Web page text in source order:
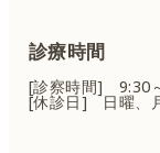
診療時間
[診察時間] 9:30
[休診日] 日曜、